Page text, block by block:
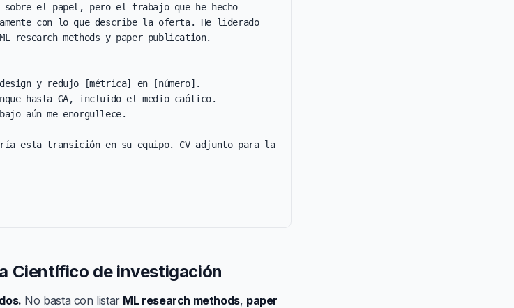
el papel, pero el trabajo que he hecho
con lo que describe la oferta. He liderado
research methods y paper publication.
y redujo [métrica] en [número].
hasta GA, incluido el medio caótico.
aún me enorgullece.
esta transición en su equipo. CV adjunto para la
Científico de investigación
No basta con listar ML research methods, paper